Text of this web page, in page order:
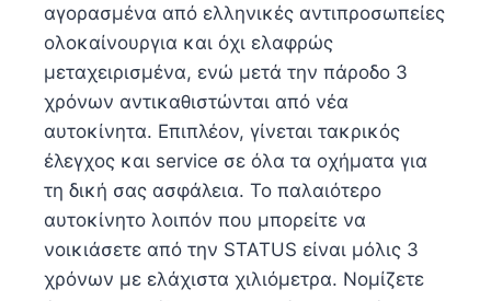
αγορασμένα από ελληνικές αντιπροσωπείες
ολοκαίνουργια και όχι ελαφρώς
μεταχειρισμένα, ενώ μετά την πάροδο 3
χρόνων αντικαθιστώνται από νέα
αυτοκίνητα. Επιπλέον, γίνεται τακρικός
έλεγχος και service σε όλα τα οχήματα για
τη δική σας ασφάλεια. Το παλαιότερο
αυτοκίνητο λοιπόν που μπορείτε να
νοικιάσετε από την STATUS είναι μόλις 3
χρόνων με ελάχιστα χιλιόμετρα. Νομίζετε